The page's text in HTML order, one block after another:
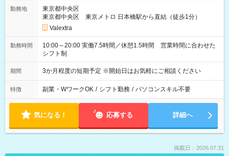
勤務地
東京都中央区
東京都中央区 東京メトロ 日本橋駅から直結（徒歩1分）
Valextra
勤務時間
10:00～20:00 実働7.5時間／休憩1.5時間 営業時間に合わせた
シフト制
期間 3か月程度の短期予定 ※開始日はお気軽にご相談ください
特徴 副業・WワークOK / シフト勤務 / パソコンスキル不要
気になる！ 応募する 詳細へ
掲載日：2026.07.31